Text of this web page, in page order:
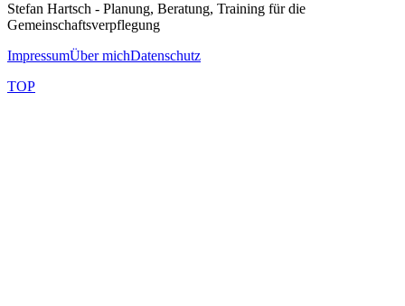
Stefan Hartsch - Planung, Beratung, Training für die
Gemeinschaftsverpflegung
ImpressumÜber michDatenschutz
TOP